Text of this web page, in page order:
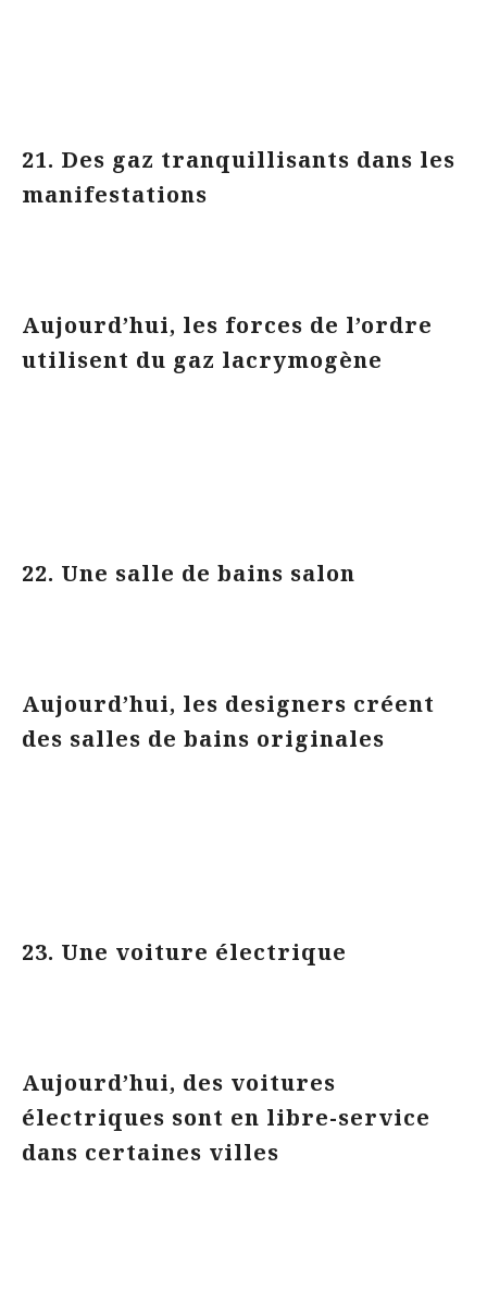
21. Des gaz tranquillisants dans les
manifestations
Aujourd’hui, les forces de l’ordre
utilisent du gaz lacrymogène
22. Une salle de bains salon
Aujourd’hui, les designers créent
des salles de bains originales
23. Une voiture électrique
Aujourd’hui, des voitures
électriques sont en libre-service
dans certaines villes